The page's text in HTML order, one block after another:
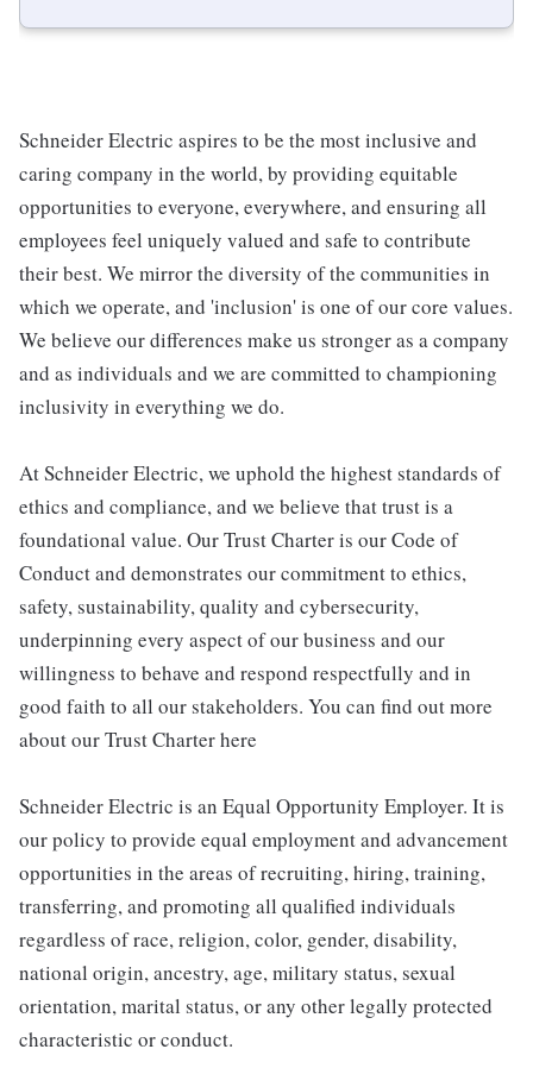
Schneider Electric aspires to be the most inclusive and
caring company in the world, by providing equitable
opportunities to everyone, everywhere, and ensuring all
employees feel uniquely valued and safe to contribute
their best. We mirror the diversity of the communities in
which we operate, and 'inclusion' is one of our core values.
We believe our differences make us stronger as a company
and as individuals and we are committed to championing
inclusivity in everything we do.
At Schneider Electric, we uphold the highest standards of
ethics and compliance, and we believe that trust is a
foundational value. Our Trust Charter is our Code of
Conduct and demonstrates our commitment to ethics,
safety, sustainability, quality and cybersecurity,
underpinning every aspect of our business and our
willingness to behave and respond respectfully and in
good faith to all our stakeholders. You can find out more
about our Trust Charter here
Schneider Electric is an Equal Opportunity Employer. It is
our policy to provide equal employment and advancement
opportunities in the areas of recruiting, hiring, training,
transferring, and promoting all qualified individuals
regardless of race, religion, color, gender, disability,
national origin, ancestry, age, military status, sexual
orientation, marital status, or any other legally protected
characteristic or conduct.